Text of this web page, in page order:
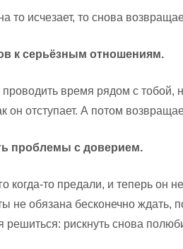
то исчезает, то снова
к серьёзным отношениям.
время рядом с тобой,
он отступает. А потом
проблемы с доверием.
когда-то предали, и теперь он
не обязана бесконечно ждать,
решиться: рискнуть снова